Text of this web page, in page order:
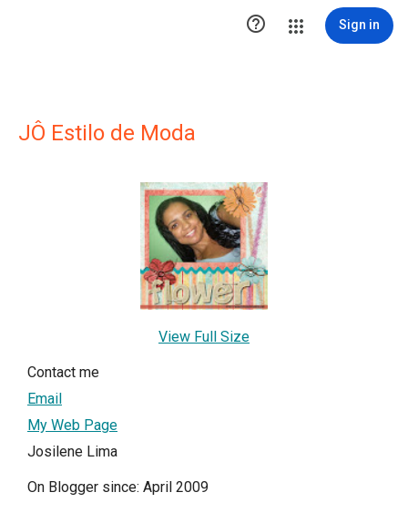
 Sign in
JÔ Estilo de Moda
View Full Size
Contact me
Email
My Web Page
Josilene Lima
On Blogger since: April 2009